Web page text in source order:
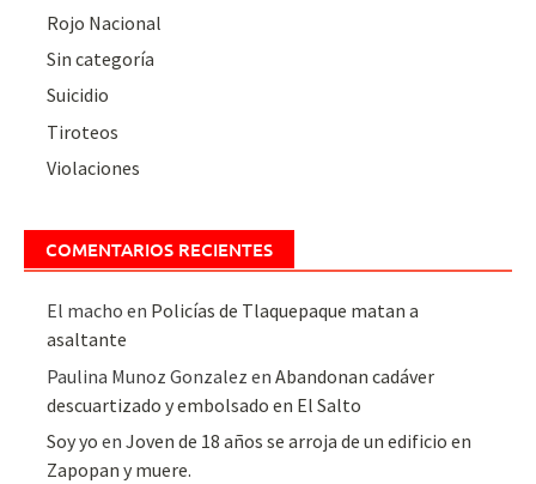
Rojo Nacional
Sin categoría
Suicidio
Tiroteos
Violaciones
COMENTARIOS RECIENTES
El macho en Policías de Tlaquepaque matan a
asaltante
Paulina Munoz Gonzalez enAbandonan cadáver
descuartizado y embolsado en El Salto
Soy yo enJoven de 18 años se arroja de un edificio en
Zapopan y muere.